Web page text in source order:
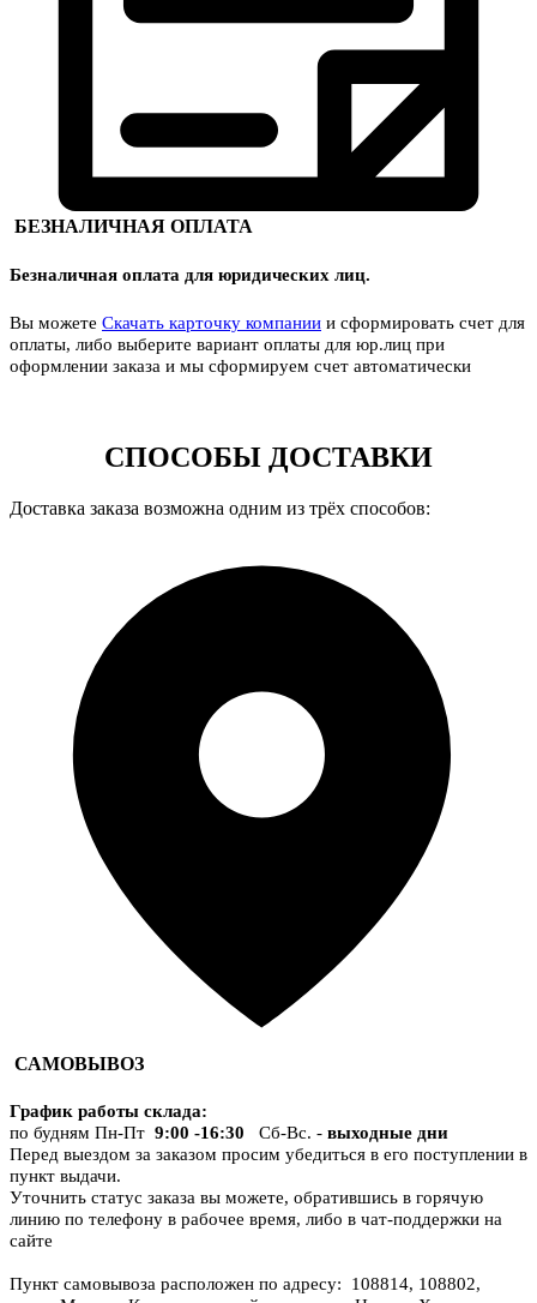
БЕЗНАЛИЧНАЯ ОПЛАТА
Безналичная оплата для юридических лиц.
Вы можете Скачать карточку компании и сформировать счет для
оплаты, либо выберите вариант оплаты для юр.лиц при
оформлении заказа и мы сформируем счет автоматически
СПОСОБЫ ДОСТАВКИ
Доставка заказа возможна одним из трёх способов:
САМОВЫВОЗ
График работы склада:
по будням Пн-Пт 9:00 -16:30 Сб-Вс. - выходные дни
Перед выездом за заказом просим убедиться в его поступлении в
пункт выдачи.
Уточнить статус заказа вы можете, обратившись в горячую
линию по телефону в рабочее время, либо в чат-поддержки на
сайте
Пункт самовывоза расположен по адресу: 108814, 108802,